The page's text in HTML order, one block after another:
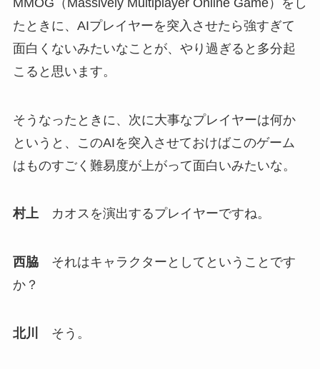
たときに、AIプレイヤーを突入させたら強すぎて
面白くないみたいなことが、やり過ぎると多分起
こると思います。
そうなったときに、次に大事なプレイヤーは何か
というと、このAIを突入させておけばこのゲーム
はものすごく難易度が上がって面白いみたいな。
村上カオスを演出するプレイヤーですね。
西脇それはキャラクターとしてということです
か？
北川 そう。